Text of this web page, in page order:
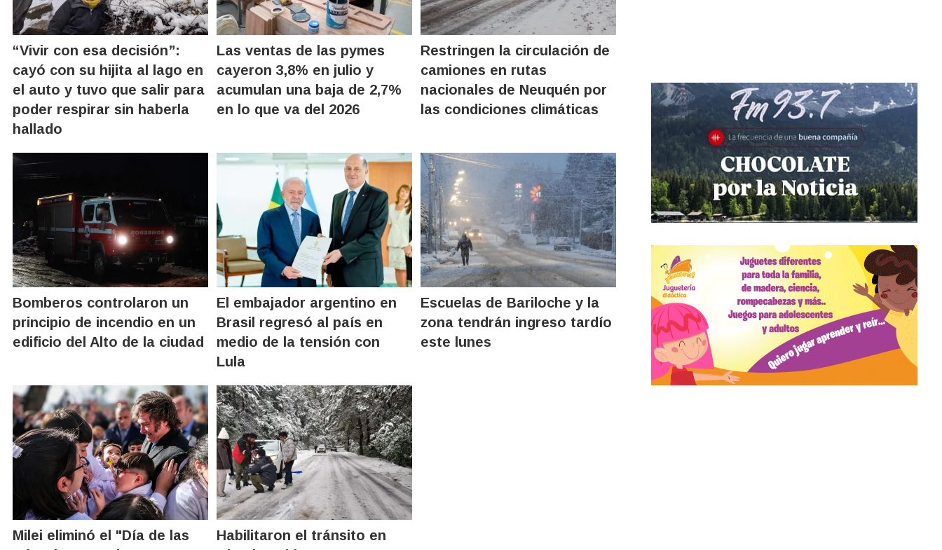
“Vivir con esa decisión”:
cayó con su hijita al lago en
el auto y tuvo que salir para
poder respirar sin haberla
hallado
Las ventas de las pymes
cayeron 3,8% en julio y
acumulan una baja de 2,7%
en lo que va del 2026
Restringen la circulación de
camiones en rutas
nacionales de Neuquén por
las condiciones climáticas
Bomberos controlaron un
principio de incendio en un
edificio del Alto de la ciudad
El embajador argentino en
Brasil regresó al país en
medio de la tensión con
Lula
Escuelas de Bariloche y la
zona tendrán ingreso tardío
este lunes
Milei eliminó el "Día de las
Habilitaron el tránsito en